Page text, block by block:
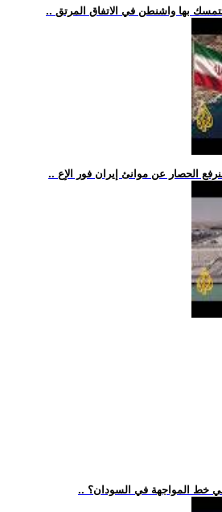
بها واشنطن في الاتفاق المرتق
الحصار عن موانئ إيران فور الإع
خط المواجهة في السودان؟